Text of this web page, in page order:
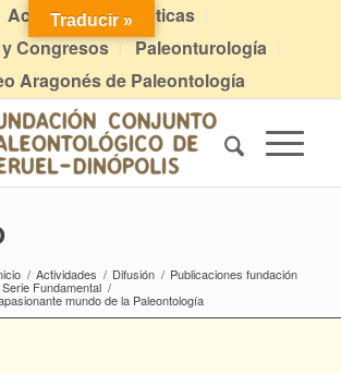
Actividades didácticas
Congresos
Paleonturología
Aragonés de Paleontología
/ Actividades / Difusión / Publicaciones fundación
Serie Fundamental /
mundo de la Paleontología
Traducir »